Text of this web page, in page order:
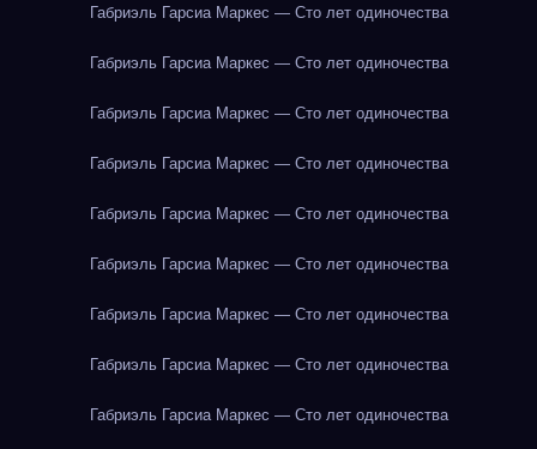
Габриэль Гарсиа Маркес — Сто лет одиночества
Габриэль Гарсиа Маркес — Сто лет одиночества
Габриэль Гарсиа Маркес — Сто лет одиночества
Габриэль Гарсиа Маркес — Сто лет одиночества
Габриэль Гарсиа Маркес — Сто лет одиночества
Габриэль Гарсиа Маркес — Сто лет одиночества
Габриэль Гарсиа Маркес — Сто лет одиночества
Габриэль Гарсиа Маркес — Сто лет одиночества
Габриэль Гарсиа Маркес — Сто лет одиночества